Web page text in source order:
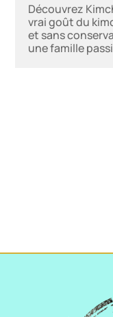
Découvrez
vrai goût du
et sans
une famille